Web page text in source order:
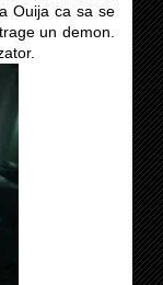
Ouija ca sa se
un demon.